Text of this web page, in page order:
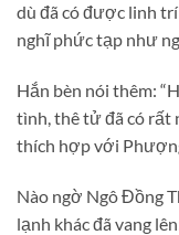
dù đã có được linh
nghĩ phức tạp như
Hắn bèn nói thêm:
tình, thê tử đã có rất
thích hợp với
Nào ngờ Ngô Đồng
lạnh khác đã vang